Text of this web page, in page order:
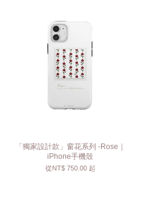
「獨家設計款」窗花系列 -Rose｜
iPhone手機殼
從NT$ 750.00 起